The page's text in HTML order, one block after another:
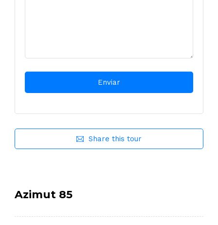
Share this tour
Azimut 85